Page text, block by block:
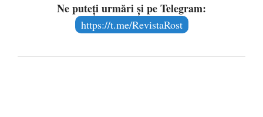
Ne puteți urmări și pe Telegram:
https://t.me/RevistaRost